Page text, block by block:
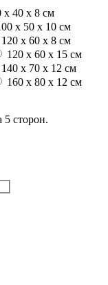
x 40 x 8 см
x 50 x 10 см
120 x 60 x 8 см
120 x 60 x 15 см
140 x 70 x 12 см
160 x 80 x 12 см
5 сторон.